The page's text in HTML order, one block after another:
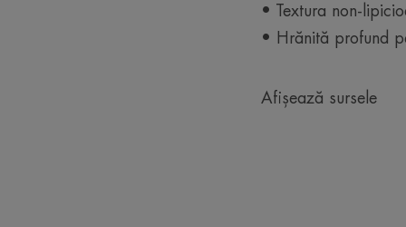
• Textura non-
• Hrănită profund
Afișează sursele